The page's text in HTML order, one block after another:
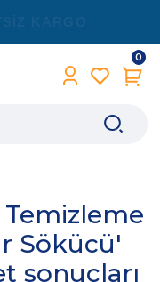
0
Sökücü'
sonuçları